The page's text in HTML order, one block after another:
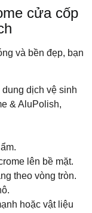
cửa cốp
và bền đẹp, bạn
dịch vệ sinh
& AluPolish,
lên bề mặt.
theo vòng tròn.
hoặc vật liệu